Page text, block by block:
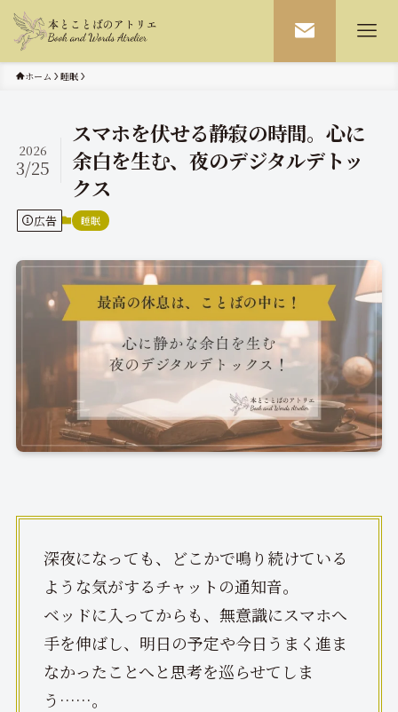
ホーム 睡眠
スマホを伏せる静寂の時間。心に
余白を生む、夜のデジタルデトッ
クス
2026
3/25
広告 睡眠
深夜になっても、どこかで鳴り続けている
ような気がするチャットの通知音。
ベッドに入ってからも、無意識にスマホへ
手を伸ばし、明日の予定や今日うまく進ま
なかったことへと思考を巡らせてしま
う……。